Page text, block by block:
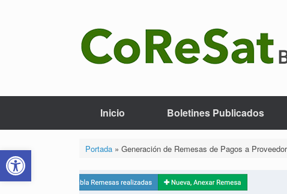
Abrir barra de herramientas
Inicio Boletines Publicados
Portada» Generación de Remesas de Pagos a